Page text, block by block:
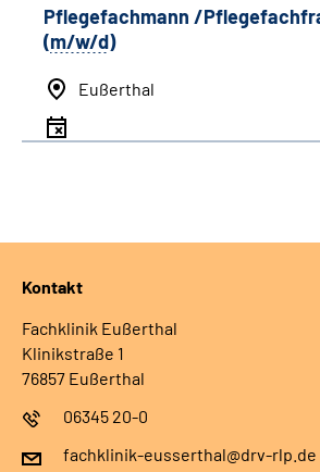
Pflegefachmann /
(m/w/d)
Eußerthal
Kontakt
Fachklinik Eußerthal
Klinikstraße 1
76857 Eußerthal
06345 20-0
fachklinik-eusserthal@drv-rlp.de